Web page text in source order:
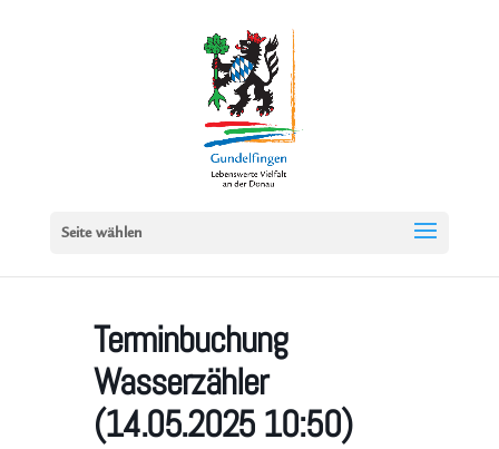
Seite wählen
Terminbuchung
Wasserzähler
(14.05.2025 10:50)